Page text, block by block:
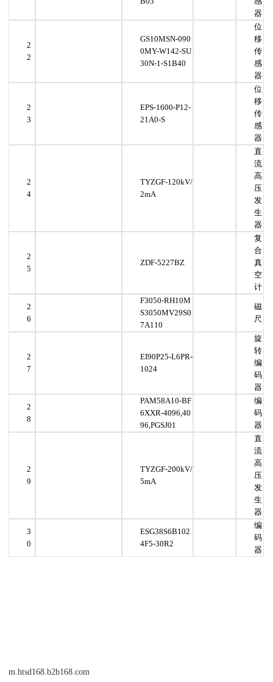
器
2
2
GS10MSN-090
0MY-W142-SU
30N-1-S1B40
位
移
传
感
器
2
3
EPS-1600-P12-
21A0-S
位
移
传
感
器
2
4
TYZGF-120kV/
2mA
直
流
高
压
发
生
器
2
5
ZDF-5227BZ
复
合
真
空
计
2
6
F3050-RH10M
S3050MV29S0
7A110
磁
尺
2
7
EI90P25-L6PR-
1024
旋
转
编
码
器
2
8
PAM58A10-BF
6XXR-4096,40
96,PGSJ01
编
码
器
2
9
TYZGF-200kV/
5mA
直
流
高
压
发
生
器
3
0
ESG38S6B102
4F5-30R2
编
码
器
m.htsd168.b2b168.com